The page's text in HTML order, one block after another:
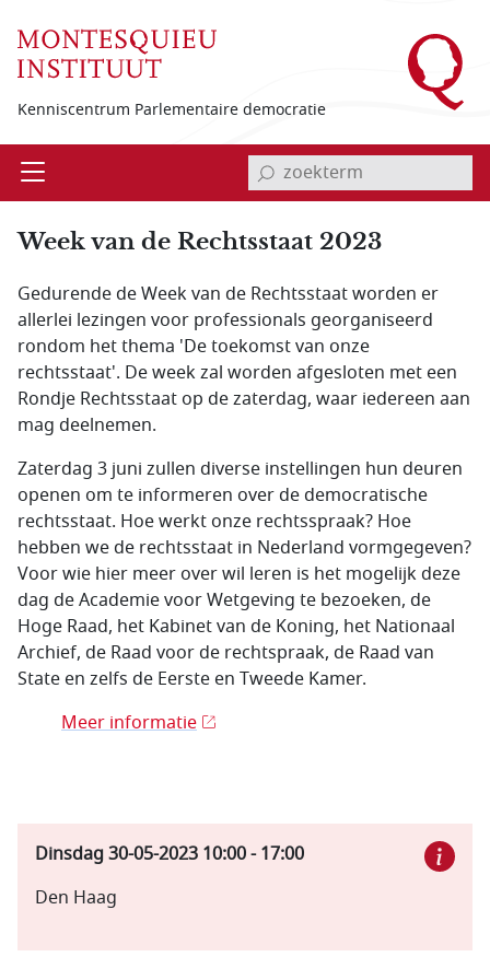
Kenniscentrum Parlementaire democratie
Open invoerveld zoekterm
Week van de Rechtsstaat 2023
Gedurende de Week van de Rechtsstaat worden er
allerlei lezingen voor professionals georganiseerd
rondom het thema 'De toekomst van onze
rechtsstaat'. De week zal worden afgesloten met een
Rondje Rechtsstaat op de zaterdag, waar iedereen aan
mag deelnemen.
Zaterdag 3 juni zullen diverse instellingen hun deuren
openen om te informeren over de democratische
rechtsstaat. Hoe werkt onze rechtsspraak? Hoe
hebben we de rechtsstaat in Nederland vormgegeven?
Voor wie hier meer over wil leren is het mogelijk deze
dag de Academie voor Wetgeving te bezoeken, de
Hoge Raad, het Kabinet van de Koning, het Nationaal
Archief, de Raad voor de rechtspraak, de Raad van
State en zelfs de Eerste en Tweede Kamer.
Meer informatie
Dinsdag 30-05-2023 10:00-17:00
Den Haag